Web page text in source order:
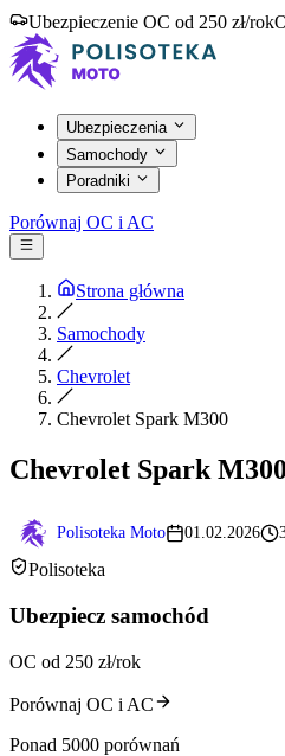
Ubezpieczenie OC od 250 zł/rok
Ubezpieczenia
Samochody
Poradniki
Porównaj OC i AC
Strona główna
Samochody
Chevrolet
Chevrolet Spark M300
Chevrolet Spark
Polisoteka Moto 01.02.2026
Polisoteka
Ubezpiecz samochód
OC od 250 zł/rok
Porównaj OC i AC
Ponad 5000 porównań